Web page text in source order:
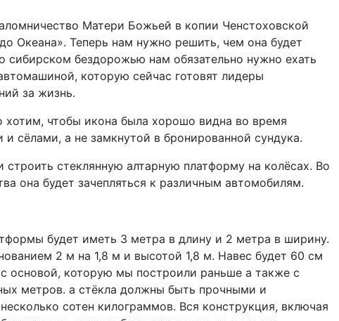
Матери Божьей в копии Ченстоховской
Океана». Теперь нам нужно решить, чем она будет
сибирском бездорожью нам обязательно нужно ехать
которую сейчас готовят лидеры
за жизнь.
хотим, чтобы икона была хорошо видна во время
и сёлами, а не замкнутой в бронированной сундука.
стеклянную алтарную платформу на колёсах. Во
она будет зачепляться к различным автомобилям.
будет иметь 3 метра в длину и 2 метра в ширину.
2 м на 1,8 м и высотой 1,8 м. Навес будет 60 см
основой, которую мы построили раньше а также с
метров. а стёкла должны быть прочными и
сотен килограммов. Вся конструкция, включая